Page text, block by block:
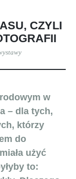
CZYLI
w
– dla tych,
którzy
do
użyć
to: